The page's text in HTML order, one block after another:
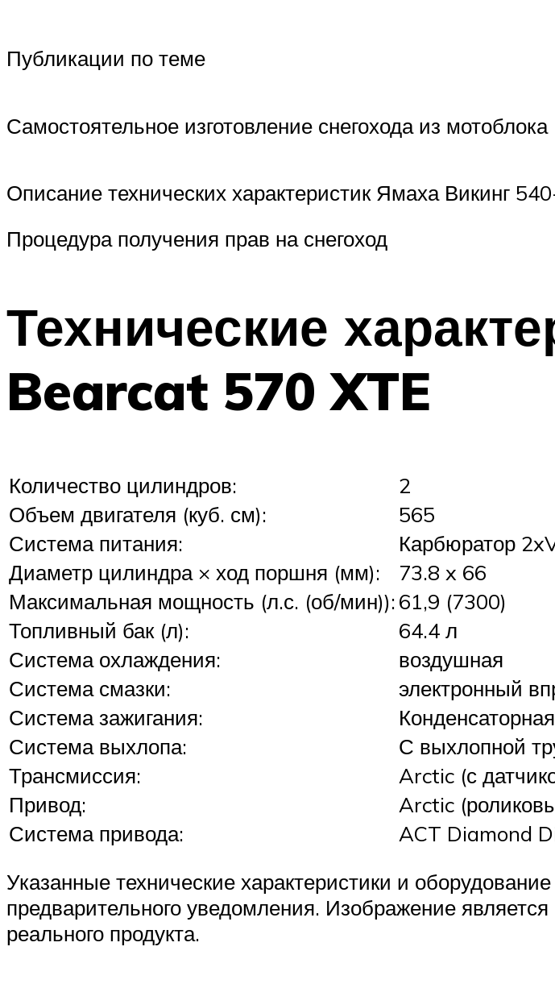
Публикации по теме
Самостоятельное изготовление снегохода из мотоблока
Описание технических характеристик Ямаха Викинг
Процедура получения прав на снегоход
Технические
Bearcat 570 XTE
Количество цилиндров:
2
Объем двигателя (куб. см):
565
Система питания:
Карбюратор
Диаметр цилиндра × ход поршня (мм):
73.8 x 66
Максимальная мощность (л.с. (об/мин)):61,9 (7300)
Топливный бак (л):
64.4 л
Система охлаждения:
воздушная
Система смазки:
электронный
Система зажигания:
Система выхлопа:
С выхлопной
Трансмиссия:
Arctic (с
Привод:
Arctic
Система привода:
ACT Diamond
Указанные технические характеристики и
предварительного уведомления. Изображение
реального продукта.